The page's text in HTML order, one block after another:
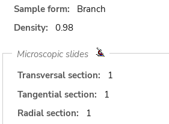
Sample form:
Branch
Density:
0.98
Microscopic slides
Transversal section:
1
Tangential section:
1
Radial section:
1